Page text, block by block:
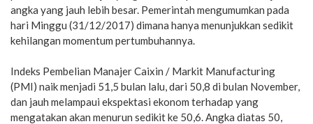
angka yang jauh lebih besar. Pemerintah mengumumkan pada
hari Minggu (31/12/2017) dimana hanya menunjukkan sedikit
kehilangan momentum pertumbuhannya.
Indeks Pembelian Manajer Caixin / Markit Manufacturing
(PMI) naik menjadi 51,5 bulan lalu, dari 50,8 di bulan November,
dan jauh melampaui ekspektasi ekonom terhadap yang
mengatakan akan menurun sedikit ke 50,6. Angka diatas 50,